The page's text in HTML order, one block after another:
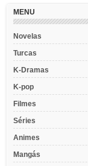
MENU
Novelas
Turcas
K-Dramas
K-pop
Filmes
Séries
Animes
Mangás